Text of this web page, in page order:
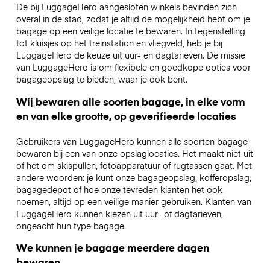
De bij LuggageHero aangesloten winkels bevinden zich
overal in de stad, zodat je altijd de mogelijkheid hebt om je
bagage op een veilige locatie te bewaren. In tegenstelling
tot kluisjes op het treinstation en vliegveld, heb je bij
LuggageHero de keuze uit uur- en dagtarieven. De missie
van LuggageHero is om flexibele en goedkope opties voor
bagageopslag te bieden, waar je ook bent.
Wij bewaren alle soorten bagage, in elke vorm
en van elke grootte, op geverifieerde locaties
Gebruikers van LuggageHero kunnen alle soorten bagage
bewaren bij een van onze opslaglocaties. Het maakt niet uit
of het om skispullen, fotoapparatuur of rugtassen gaat. Met
andere woorden: je kunt onze bagageopslag, kofferopslag,
bagagedepot of hoe onze tevreden klanten het ook
noemen, altijd op een veilige manier gebruiken. Klanten van
LuggageHero kunnen kiezen uit uur- of dagtarieven,
ongeacht hun type bagage.
We kunnen je bagage meerdere dagen